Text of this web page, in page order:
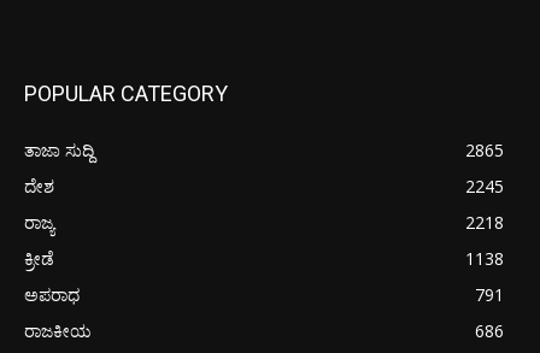
POPULAR CATEGORY
ತಾಜಾ ಸುದ್ದಿ
2865
ದೇಶ
2245
ರಾಜ್ಯ
2218
ಕ್ರೀಡೆ
1138
ಅಪರಾಧ
791
ರಾಜಕೀಯ
686